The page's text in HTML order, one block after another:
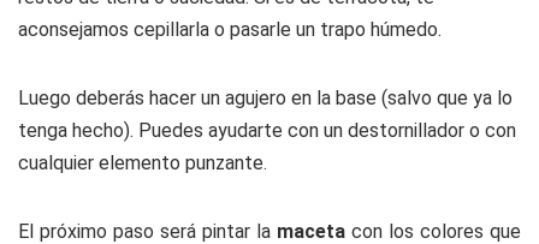
aconsejamos cepillarla o pasarle un trapo húmedo.
Luego deberás hacer un agujero en la base (salvo que ya lo
tenga hecho). Puedes ayudarte con un destornillador o con
cualquier elemento punzante.
El próximo paso será pintar la maceta con los colores que